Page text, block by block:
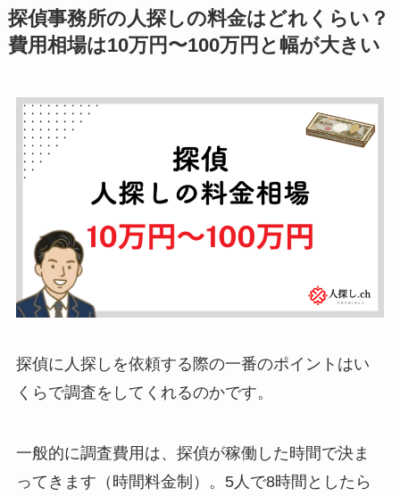
探偵事務所の人探しの料金はどれくらい？
費用相場は10万円〜100万円と幅が大きい
探偵に人探しを依頼する際の一番のポイントはい
くらで調査をしてくれるのかです。
一般的に調査費用は、探偵が稼働した時間で決ま
ってきます（時間料金制）。5人で8時間としたら